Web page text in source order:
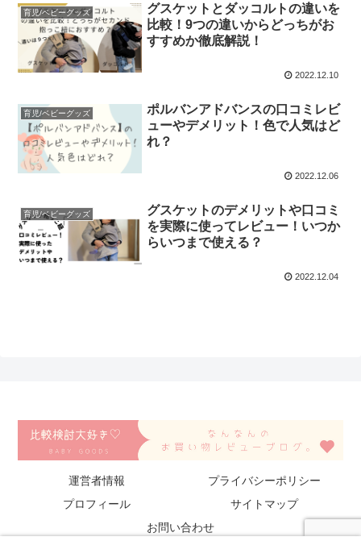
育児/ベビーグッズ
グスケットとダッコルトの違いを
比較！9つの違いからどっちがお
すすめか徹底解説！
2022.12.10
育児/ベビーグッズ
ポルバンアドバンスの口コミレビ
ューやデメリット！色で人気はど
れ？
2022.12.06
育児/ベビーグッズ
グスケットのデメリットや口コミ
を実際に使ってレビュー！いつか
らいつまで使える？
2022.12.04
運営者情報
プライバシーポリシー
プロフィール
サイトマップ
お問い合わせ